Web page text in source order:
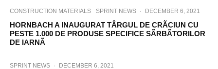
CONSTRUCTION MATERIALS SPRINT NEWS · DECEMBER 6, 2021
HORNBACH A INAUGURAT TÂRGUL DE CRÃCIUN CU
PESTE 1.000 DE PRODUSE SPECIFICE SÃRBÃTORILOR
DE IARNÃ
SPRINT NEWS · DECEMBER 6, 2021